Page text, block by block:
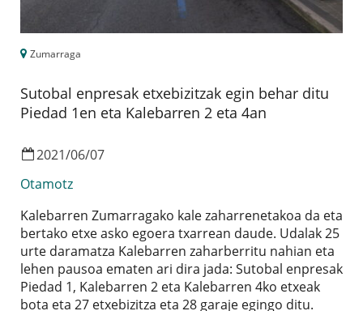
Zumarraga
Sutobal enpresak etxebizitzak egin behar ditu
Piedad 1en eta Kalebarren 2 eta 4an
2021/06/07
Otamotz
Kalebarren Zumarragako kale zaharrenetakoa da eta
bertako etxe asko egoera txarrean daude. Udalak 25
urte daramatza Kalebarren zaharberritu nahian eta
lehen pausoa ematen ari dira jada: Sutobal enpresak
Piedad 1, Kalebarren 2 eta Kalebarren 4ko etxeak
bota eta 27 etxebizitza eta 28 garaje egingo ditu.